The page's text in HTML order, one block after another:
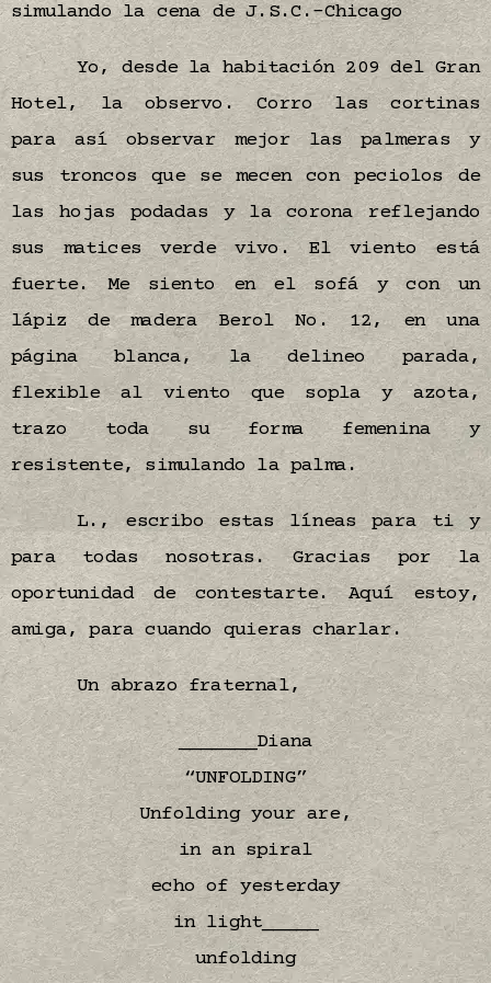
simulando la cena de J.S.C.-Chicago
Yo, desde la habitación 209 del Gran
Hotel, la observo. Corro las cortinas
para así observar mejor las palmeras y
sus troncos que se mecen con peciolos de
las hojas podadas y la corona reflejando
sus matices verde vivo. El viento está
fuerte. Me siento en el sofá y con un
lápiz de madera Berol No. 12, en una
página blanca, la delineo parada,
flexible al viento que sopla y azota,
trazo toda su forma femenina y
resistente, simulando la palma.
L., escribo estas líneas para ti y
para todas nosotras. Gracias por la
oportunidad de contestarte. Aquí estoy,
amiga, para cuando quieras charlar.
Un abrazo fraternal,
_______Diana
“UNFOLDING”
Unfolding your are,
in an spiral
echo of yesterday
in light_____
unfolding